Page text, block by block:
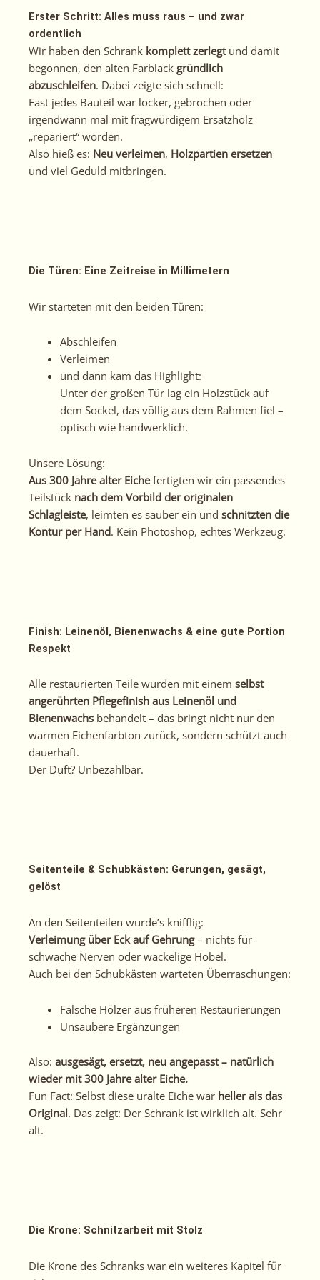
Erster Schritt: Alles muss raus – und zwar
ordentlich
Wir haben den Schrank komplett zerlegtund damit
begonnen, den alten Farblack gründlich
abzuschleifen. Dabei zeigte sich schnell:
Fast jedes Bauteil war locker, gebrochen oder
irgendwann mal mit fragwürdigem Ersatzholz
„repariert“ worden.
Also hieß es: Neu verleimen, Holzpartien ersetzen
und viel Geduld mitbringen.
Die Türen: Eine Zeitreise in Millimetern
Wir starteten mit den beiden Türen:
Abschleifen
Verleimen
und dann kam das Highlight:
Unter der großen Tür lag ein Holzstück auf
dem Sockel, das völlig aus dem Rahmen fiel –
optisch wie handwerklich.
Unsere Lösung:
Aus 300 Jahre alter Eichefertigten wir ein passendes
Teilstück nach dem Vorbild der originalen
Schlagleiste, leimten es sauber ein und schnitzten die
Kontur per Hand. Kein Photoshop, echtes Werkzeug.
Finish: Leinenöl, Bienenwachs & eine gute Portion
Respekt
Alle restaurierten Teile wurden mit einem selbst
angerührten Pflegefinish aus Leinenöl und
Bienenwachs behandelt – das bringt nicht nur den
warmen Eichenfarbton zurück, sondern schützt auch
dauerhaft.
Der Duft? Unbezahlbar.
Seitenteile & Schubkästen: Gerungen, gesägt,
gelöst
An den Seitenteilen wurde’s knifflig:
Verleimung über Eck auf Gehrung– nichts für
schwache Nerven oder wackelige Hobel.
Auch bei den Schubkästen warteten Überraschungen:
Falsche Hölzer aus früheren Restaurierungen
Unsaubere Ergänzungen
Also: ausgesägt, ersetzt, neu angepasst – natürlich
wieder mit 300 Jahre alter Eiche.
Fun Fact: Selbst diese uralte Eiche war heller als das
Original. Das zeigt: Der Schrank ist wirklich alt. Sehr
alt.
Die Krone: Schnitzarbeit mit Stolz
Die Krone des Schranks war ein weiteres Kapitel für